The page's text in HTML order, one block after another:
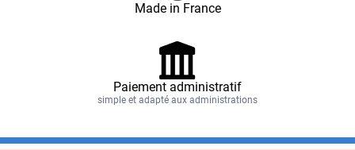
Made in France
Paiement administratif
simple et adapté aux administrations